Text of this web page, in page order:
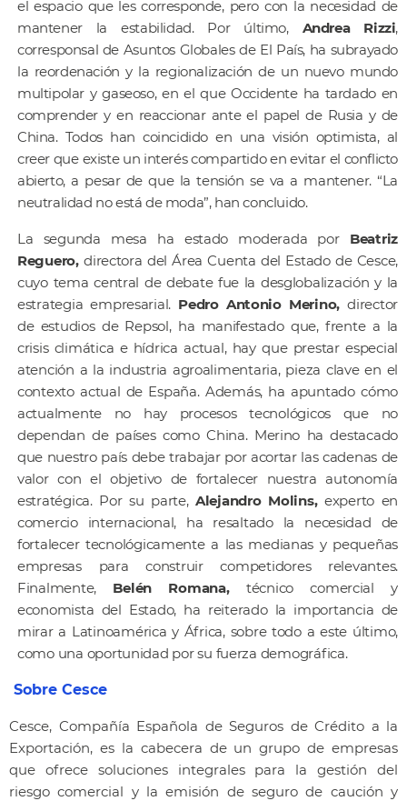
el espacio que les corresponde, pero con la necesidad de
mantener la estabilidad. Por último, Andrea Rizzi,
corresponsal de Asuntos Globales de El País, ha subrayado
la reordenación y la regionalización de un nuevo mundo
multipolar y gaseoso, en el que Occidente ha tardado en
comprender y en reaccionar ante el papel de Rusia y de
China. Todos han coincidido en una visión optimista, al
creer que existe un interés compartido en evitar el conflicto
abierto, a pesar de que la tensión se va a mantener. “La
neutralidad no está de moda”, han concluido.
La segunda mesa ha estado moderada por Beatriz
Reguero,directora del Área Cuenta del Estado de Cesce,
cuyo tema central de debate fue la desglobalización y la
estrategia empresarial. Pedro Antonio Merino, director
de estudios de Repsol, ha manifestado que, frente a la
crisis climática e hídrica actual, hay que prestar especial
atención a la industria agroalimentaria, pieza clave en el
contexto actual de España. Además, ha apuntado cómo
actualmente no hay procesos tecnológicos que no
dependan de países como China. Merino ha destacado
que nuestro país debe trabajar por acortar las cadenas de
valor con el objetivo de fortalecer nuestra autonomía
estratégica. Por su parte,Alejandro Molins,experto en
comercio internacional, ha resaltado la necesidad de
fortalecer tecnológicamente a las medianas y pequeñas
empresas para construir competidores relevantes.
Finalmente, Belén Romana, técnico comercial y
economista del Estado, ha reiterado la importancia de
mirar a Latinoamérica y África, sobre todo a este último,
como una oportunidad por su fuerza demográfica.
Sobre Cesce
Cesce, Compañía Española de Seguros de Crédito a la
Exportación, es la cabecera de un grupo de empresas
que ofrece soluciones integrales para la gestión del
riesgo comercial y la emisión de seguro de caución y